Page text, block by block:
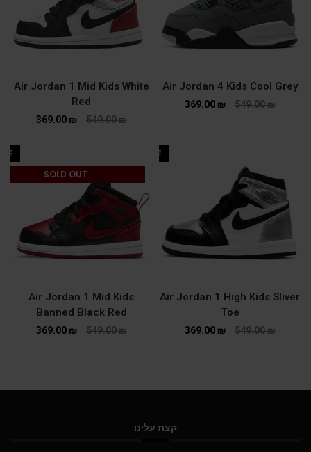
Air Jordan 4 Kids Cool Grey
549.00₪
369.00 ₪
Air Jordan 1 Mid Kids White
Red
549.00₪
369.00 ₪
SALE
Air Jordan 1 High Kids Sliver
Toe
549.00₪
369.00 ₪
SOLD OUT
Air Jordan 1 Mid Kids
Banned Black Red
549.00₪
369.00 ₪
קצת עלינו